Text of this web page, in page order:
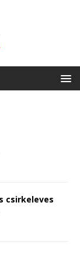
csirkeleves